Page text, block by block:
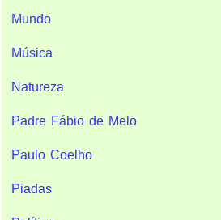
Mundo
Música
Natureza
Padre Fábio de Melo
Paulo Coelho
Piadas